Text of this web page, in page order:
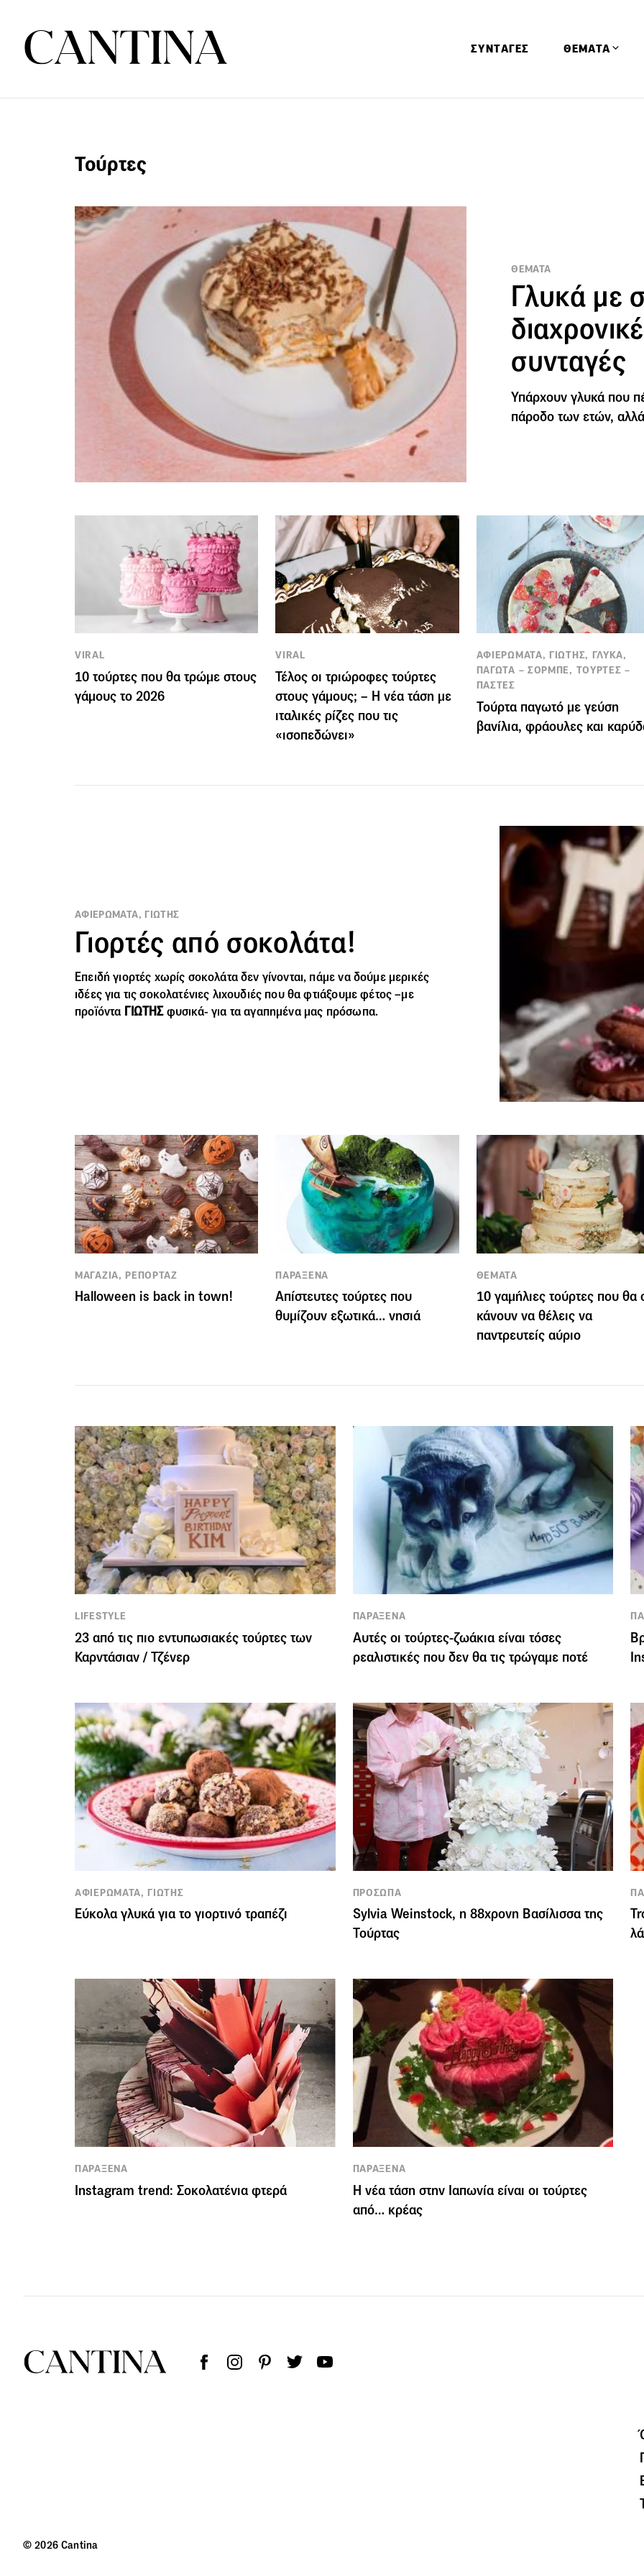
ΣΥΝΤΑΓΕΣ ΘΕΜΑΤΑ
Τούρτες
ΘΕΜΑΤΑ
Γλυκά με
συνταγές
Υπάρχουν γλυκά που
πάροδο των ετών,
VIRAL
10 τούρτες που θα τρώμε στους
γάμους το 2026
VIRAL
Τέλος οι τριώροφες τούρτες
στους γάμους; – Η νέα τάση με
ιταλικές ρίζες που τις
«ισοπεδώνει»
ΑΦΙΕΡΩΜΑΤΑ, ΓΙΩΤΗΣ, ΓΛΥΚΑ,
ΠΑΓΩΤΑ – ΣΟΡΜΠΕ, ΤΟΥΡΤΕΣ –
ΠΑΣΤΕΣ
Τούρτα παγωτό με γεύση
βανίλια, φράουλες και
ΑΦΙΕΡΩΜΑΤΑ, ΓΙΩΤΗΣ
Γιορτές από σοκολάτα!
Eπειδή γιορτές χωρίς σοκολάτα δεν γίνονται, πάμε να δούμε μερικές
ιδέες για τις σοκολατένιες λιχουδιές που θα φτιάξουμε φέτος –με
προϊόντα ΓΙΩΤΗΣφυσικά- για τα αγαπημένα μας πρόσωπα.
ΜΑΓΑΖΙΑ, ΡΕΠΟΡΤΑΖ
Ηalloween is back in town!
ΠΑΡΑΞΕΝΑ
Απίστευτες τούρτες που
θυμίζουν εξωτικά… νησιά
ΘΕΜΑΤΑ
10 γαμήλιες τούρτες που θα
κάνουν να θέλεις να
παντρευτείς αύριο
LIFESTYLE
23 από τις πιο εντυπωσιακές τούρτες των
Καρντάσιαν / Τζένερ
ΠΑΡΑΞΕΝΑ
Αυτές οι τούρτες-ζωάκια είναι τόσες
ρεαλιστικές που δεν θα τις τρώγαμε ποτέ
ΑΦΙΕΡΩΜΑΤΑ, ΓΙΩΤΗΣ
Εύκολα γλυκά για το γιορτινό τραπέζι
ΠΡΟΣΩΠΑ
Sylvia Weinstock, η 88χρονη Βασίλισσα της
Τούρτας
ΠΑΡΑΞΕΝΑ
Instagram trend: Σοκολατένια φτερά
ΠΑΡΑΞΕΝΑ
Η νέα τάση στην Ιαπωνία είναι οι τούρτες
από… κρέας
© 2026 Cantina